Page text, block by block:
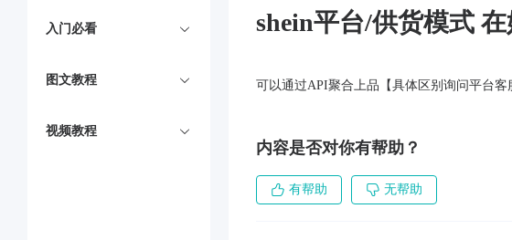
入门必看
图文教程
视频教程
shein平台/供货模式
可以通过API聚合上品【具体区别询问平台客
内容是否对你有帮助？
有帮助 无帮助